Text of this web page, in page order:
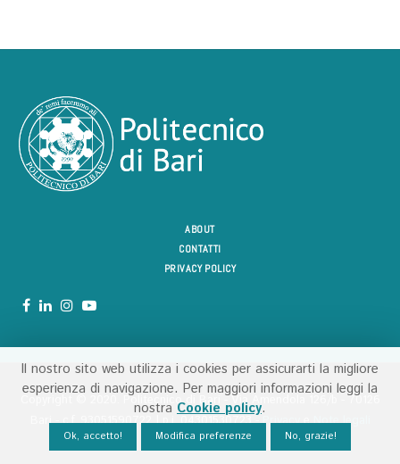
ABOUT
CONTATTI
PRIVACY POLICY
Copyright ©️ 2020. Politecnico di Bari - Via Amendola 126/b - 70126
Bari - c.f. 93051590722 | p.i. 04301530723 -PrivacyeNote legali
Il nostro sito web utilizza i cookies per assicurarti la migliore
esperienza di navigazione. Per maggiori informazioni leggi la
nostra Cookie policy.
Ok, accetto! Modifica preferenze No, grazie!